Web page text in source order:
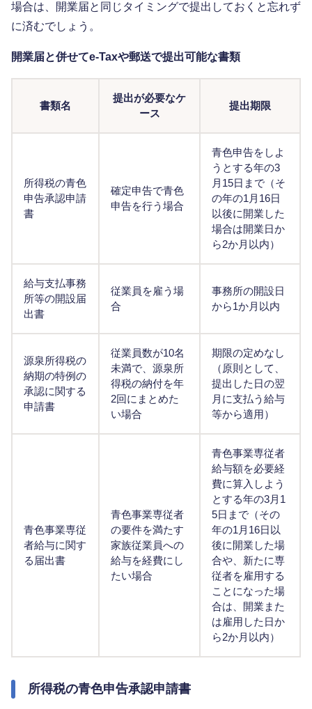
場合は、開業届と同じタイミングで提出しておくと忘れず
に済むでしょう。
開業届と併せてe-Taxや郵送で提出可能な書類
書類名
提出が必要なケ
ース
提出期限
所得税の青色
申告承認申請
書
確定申告で青色
申告を行う場合
青色申告をしよ
うとする年の3
月15日まで（そ
の年の1月16日
以後に開業した
場合は開業日か
ら2か月以内）
給与支払事務
所等の開設届
出書
従業員を雇う場
合
事務所の開設日
から1か月以内
源泉所得税の
納期の特例の
承認に関する
申請書
従業員数が10名
未満で、源泉所
得税の納付を年
2回にまとめた
い場合
期限の定めなし
（原則として、
提出した日の翌
月に支払う給与
等から適用）
青色事業専従
者給与に関す
る届出書
青色事業専従者
の要件を満たす
家族従業員への
給与を経費にし
たい場合
青色事業専従者
給与額を必要経
費に算入しよう
とする年の3月1
5日まで（その
年の1月16日以
後に開業した場
合や、新たに専
従者を雇用する
ことになった場
合は、開業また
は雇用した日か
ら2か月以内）
所得税の青色申告承認申請書